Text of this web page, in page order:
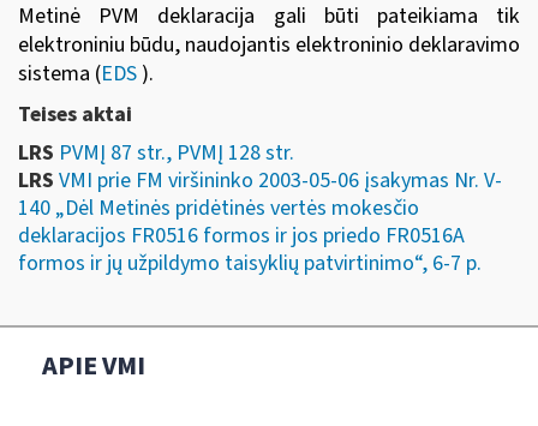
Metinė PVM deklaracija gali būti pateikiama tik
elektroniniu būdu, naudojantis elektroninio deklaravimo
sistema (EDS ).
Teises aktai
LRS PVMĮ 87 str., PVMĮ 128 str.
LRS VMI prie FM viršininko 2003-05-06 įsakymas Nr. V-
140 „Dėl Metinės pridėtinės vertės mokesčio
deklaracijos FR0516 formos ir jos priedo FR0516A
formos ir jų užpildymo taisyklių patvirtinimo“, 6-7 p.
APIE VMI